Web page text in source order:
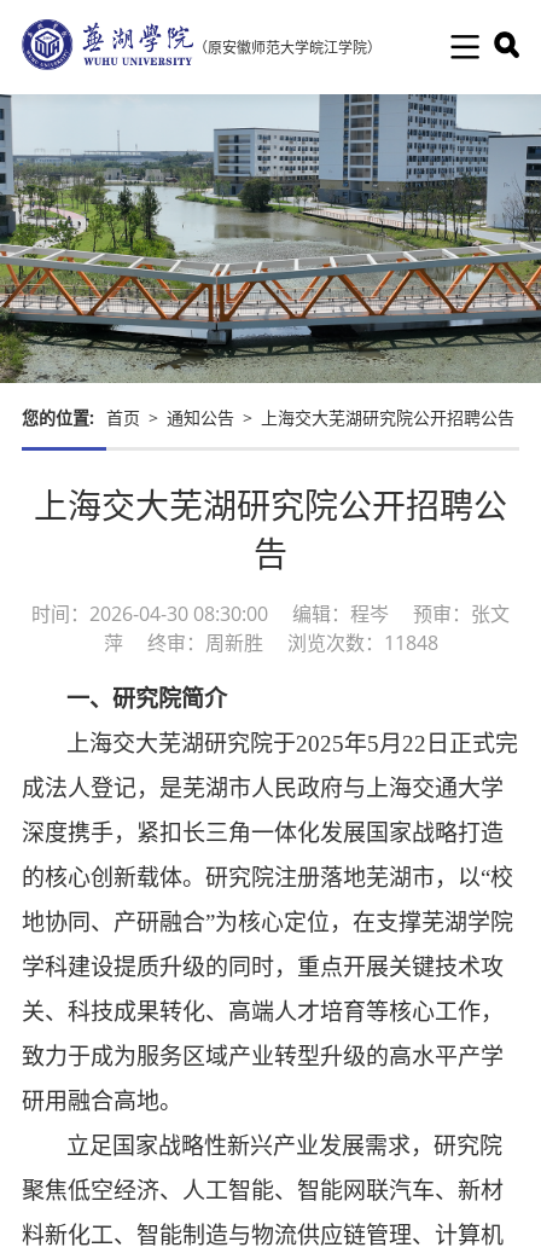
（原安徽师范大学皖江学院）
您的位置: 首页 > 通知公告 > 上海交大芜湖研究院公开招聘公告
上海交大芜湖研究院公开招聘公
告
时间：2026-04-30 08:30:00 编辑：程岑 预审：张文
萍 终审：周新胜 浏览次数：11848
一、研究院简介
上海交大芜湖研究院于2025年5月22日正式完
成法人登记，是芜湖市人民政府与上海交通大学
深度携手，紧扣长三角一体化发展国家战略打造
的核心创新载体。研究院注册落地芜湖市，以“校
地协同、产研融合”为核心定位，在支撑芜湖学院
学科建设提质升级的同时，重点开展关键技术攻
关、科技成果转化、高端人才培育等核心工作，
致力于成为服务区域产业转型升级的高水平产学
研用融合高地。
立足国家战略性新兴产业发展需求，研究院
聚焦低空经济、人工智能、智能网联汽车、新材
料新化工、智能制造与物流供应链管理、计算机